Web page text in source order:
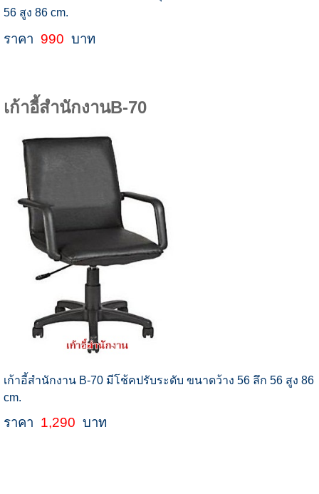
56 สูง 86 cm.
ราคา 990 บาท
เก้าอี้สำนักงานB-70
เก้าอี้สำนักงาน B-70 มีโช้คปรับระดับ ขนาดว้าง 56 ลึก 56 สูง 86
cm.
ราคา 1,290 บาท